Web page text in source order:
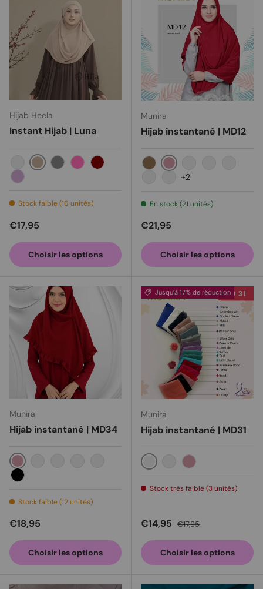
Hijab Heela
Instant Hijab | Luna
Noir Milo
Stock faible (16 unités)
Prix habituel
€17,95
Choisir les options
Munira
Hijab instantané | MD12
Cappuccino
RougeBlanc
+2
En stock (21 unités)
Prix habituel
€21,95
Choisir les options
Munira
Hijab instantané | MD34
Rouge
Rouge boréaux
Stock faible (12 unités)
Prix habituel
€18,95
Choisir les options
Jusqu’à 17% de réduction
Munira
Hijab instantané | MD31
Lavande
Stock très faible (3 unités)
Prix soldé
€14,95 Prix habituel
€17,95
Choisir les options